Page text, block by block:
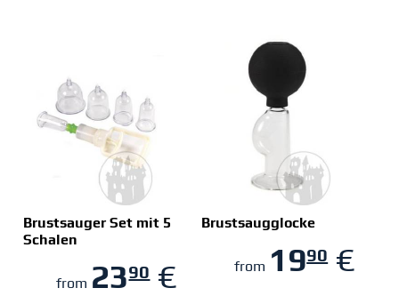
Brustsauger Set mit 5
Schalen
from 2390€
Brustsaugglocke
from 1990€
ZUM SHOP